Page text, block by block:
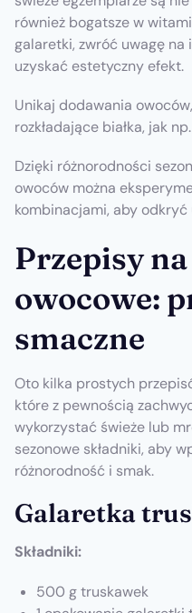
również bogatsze w
galaretki, zwróć uwagę
uzyskać estetyczny efekt.
Unikaj dodawania
rozkładające białka, jak
Dzięki różnorodności
owoców można
kombinacjami, aby
Przepisy
owocowe:
smaczne
Oto kilka prostych
które z pewnością
wykorzystać świeże lub
sezonowe składniki, aby
różnorodność i smak.
Galaretka
Składniki:
500 g truskawek